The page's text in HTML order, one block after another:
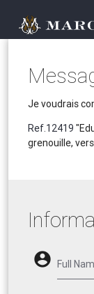
Je voudrais
Ref.12419
grenouille,
account_circle Full